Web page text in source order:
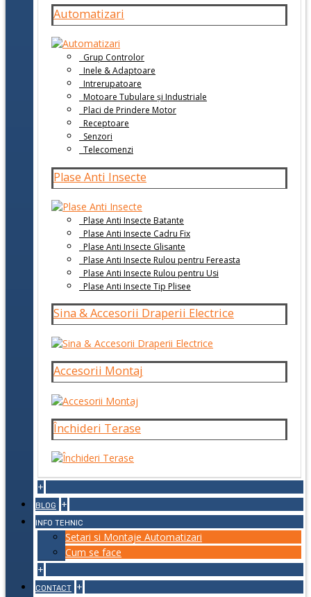
Automatizari
Grup Controlor
Inele & Adaptoare
Intrerupatoare
Motoare Tubulare și Industriale
Placi de Prindere Motor
Receptoare
Senzori
Telecomenzi
Plase Anti Insecte
Plase Anti Insecte Batante
Plase Anti Insecte Cadru Fix
Plase Anti Insecte Glisante
Plase Anti Insecte Rulou pentru Fereasta
Plase Anti Insecte Rulou pentru Usi
Plase Anti Insecte Tip Plisee
Sina & Accesorii Draperii Electrice
Accesorii Montaj
Închideri Terase
+
BLOG +
INFO TEHNIC
Setari si Montaje Automatizari
Cum se face
+
CONTACT +